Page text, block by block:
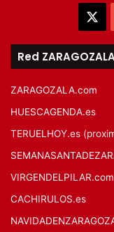
Red
ZARAGOZALA.com
HUESCAGENDA.es
TERUELHOY.es
VIRGENDELPILAR.com
CACHIRULOS.es